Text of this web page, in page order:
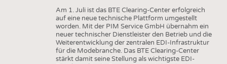
Am 1. Juli ist das BTE Clearing-Center erfolgreich
auf eine neue technische Plattform umgestellt
worden. Mit der PIM Service GmbH übernahm ein
neuer technischer Dienstleister den Betrieb und die
Weiterentwicklung der zentralen EDI-Infrastruktur
für die Modebranche. Das BTE Clearing-Center
stärkt damit seine Stellung als wichtigste EDI-